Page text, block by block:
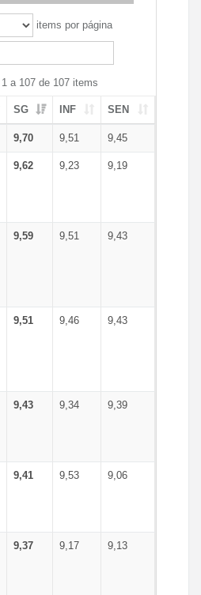
items por página
a 107 de 107 items
SG INF SEN
9,70 9,51 9,45
9,62 9,23 9,19
9,59 9,51 9,43
9,51 9,46 9,43
9,43 9,34 9,39
9,41 9,53 9,06
9,37 9,17 9,13